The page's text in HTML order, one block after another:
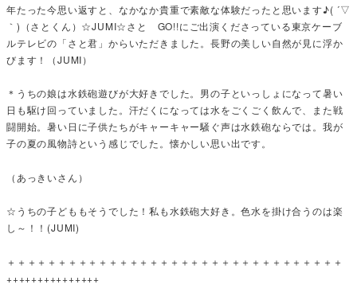
年たった今思い返すと、なかなか貴重で素敵な体験だったと思います♪( ´▽
｀)（さとくん）☆JUMI☆さと GO!!にご出演くださっている東京ケーブ
ルテレビの「さと君」からいただきました。長野の美しい自然が見に浮か
びます！（JUMI）
＊うちの娘は水鉄砲遊びが大好きでした。男の子といっしょになって暑い
日も駆け回っていました。汗だくになっては水をごくごく飲んで、また戦
闘開始。暑い日に子供たちがキャーキャー騒ぐ声は水鉄砲ならでは。我が
子の夏の風物詩という感じでした。懐かしい思い出です。
（あっきいさん）
☆うちの子どももそうでした！私も水鉄砲大好き。色水を掛け合うのは楽
し～！！(JUMI)
＋＋＋＋＋＋＋＋＋＋＋＋＋＋＋＋＋＋＋＋＋＋＋＋＋＋＋＋＋＋＋＋＋
+++++++++++++++